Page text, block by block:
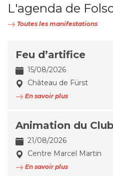
L'agenda de
Toutes les manifestations
Feu d’artifice
15/08/2026
Château de Fürst
En savoir plus
Animation du
21/08/2026
Centre Marcel Martin
En savoir plus